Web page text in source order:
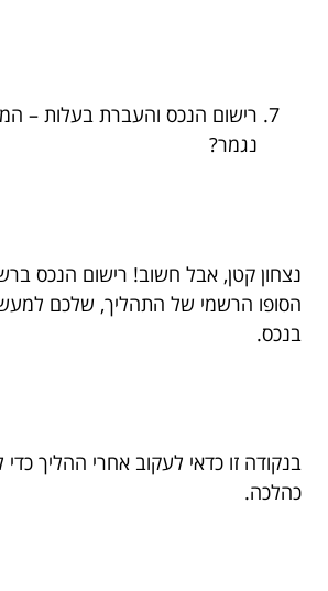
רישום הנכס והעברת בעלות –
נגמר?
נצחון קטן, אבל חשוב! רישום הנכס
הסופו הרשמי של התהליך, שלכם
בנכס.
בנקודה זו כדאי לעקוב אחרי ההליך
כהלכה.